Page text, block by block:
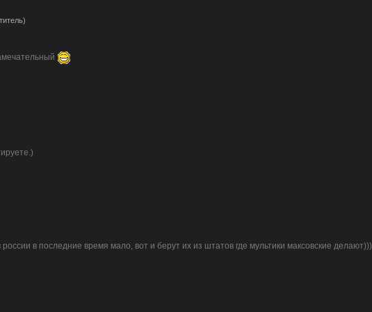
в последние время мало, вот и берут их из штатов где мультики максовские делают)))